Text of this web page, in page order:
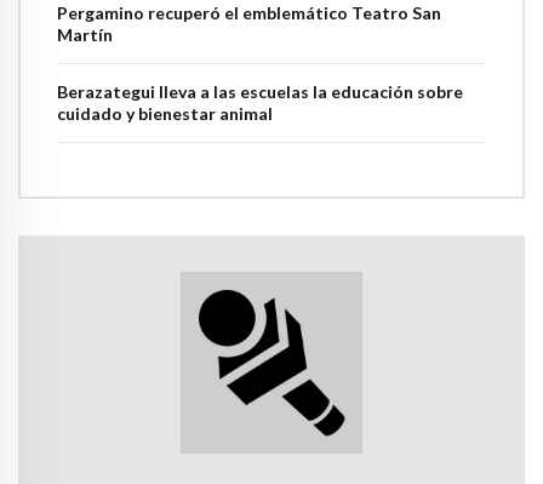
Pergamino recuperó el emblemático Teatro San
Martín
Berazategui lleva a las escuelas la educación sobre
cuidado y bienestar animal